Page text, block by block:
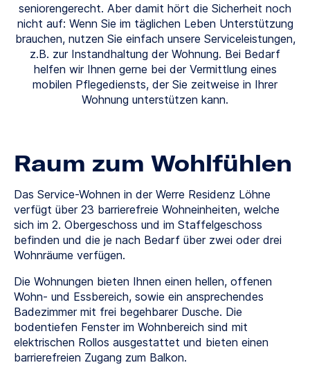
seniorengerecht. Aber damit hört die Sicherheit noch
nicht auf: Wenn Sie im täglichen Leben Unterstützung
brauchen, nutzen Sie einfach unsere Serviceleistungen,
z.B. zur Instandhaltung der Wohnung. Bei Bedarf
helfen wir Ihnen gerne bei der Vermittlung eines
mobilen Pflegediensts, der Sie zeitweise in Ihrer
Wohnung unterstützen kann.
Raum zum Wohlfühlen
Das Service-Wohnen in der Werre Residenz Löhne
verfügt über 23 barrierefreie Wohneinheiten, welche
sich im 2. Obergeschoss und im Staffelgeschoss
befinden und die je nach Bedarf über zwei oder drei
Wohnräume verfügen.
Die Wohnungen bieten Ihnen einen hellen, offenen
Wohn- und Essbereich, sowie ein ansprechendes
Badezimmer mit frei begehbarer Dusche. Die
bodentiefen Fenster im Wohnbereich sind mit
elektrischen Rollos ausgestattet und bieten einen
barrierefreien Zugang zum Balkon.